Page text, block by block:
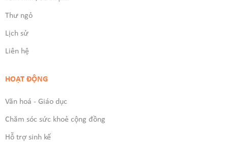
Thư ngỏ
Lịch sử
Liên hệ
HOẠT ĐỘNG
Văn hoá - Giáo dục
Chăm sóc sức khoẻ cộng đồng
Hỗ trợ sinh kế